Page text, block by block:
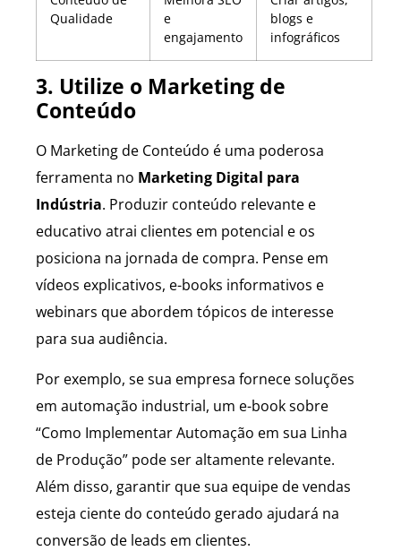
Qualidade
e
engajamento
blogs e
infográficos
3. Utilize o Marketing de
Conteúdo
O Marketing de Conteúdo é uma poderosa
ferramenta no Marketing Digital para
Indústria. Produzir conteúdo relevante e
educativo atrai clientes em potencial e os
posiciona na jornada de compra. Pense em
vídeos explicativos, e-books informativos e
webinars que abordem tópicos de interesse
para sua audiência.
Por exemplo, se sua empresa fornece soluções
em automação industrial, um e-book sobre
“Como Implementar Automação em sua Linha
de Produção” pode ser altamente relevante.
Além disso, garantir que sua equipe de vendas
esteja ciente do conteúdo gerado ajudará na
conversão de leads em clientes.